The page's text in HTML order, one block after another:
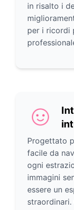
in risalto i
per i ricordi
Progettato
facile da
ogni
immagini
essere un